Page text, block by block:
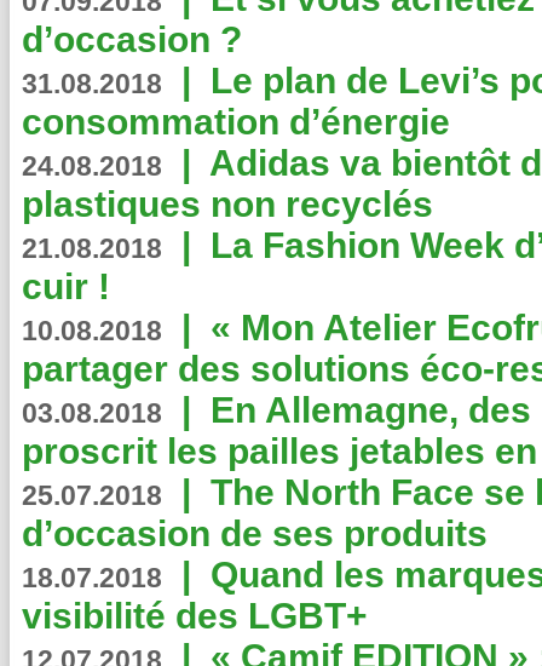
d’occasion ?
31.08.2018 | Le plan de Levi’s
consommation d’énergie
24.08.2018 | Adidas va bientôt
plastiques non recyclés
21.08.2018 | La Fashion Week
cuir !
10.08.2018 | « Mon Atelier
partager des solutions éco-
03.08.2018 | En Allemagne,
proscrit les pailles jetables
25.07.2018 | The North Face se
d’occasion de ses produits
18.07.2018 | Quand les
visibilité des LGBT+
| « Camif EDITION